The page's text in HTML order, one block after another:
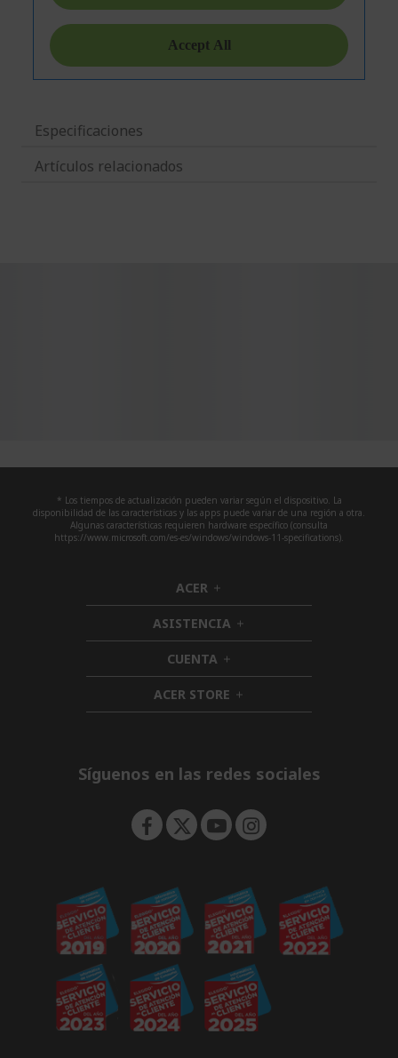
Especificaciones
Artículos relacionados
* Los tiempos de actualización pueden variar según el dispositivo. La
disponibilidad de las características y las apps puede variar de una región a otra.
Algunas características requieren hardware específico (consulta
https://www.microsoft.com/es-es/windows/windows-11-specifications).
ACER h
i
d
d
e
n
ASISTENCIA h
i
d
e
n
CUENTA h
i
d
d
ACER STORE h
i
e
Síguenos en las redes sociales